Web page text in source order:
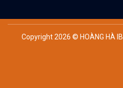
Copyright 2026 © HOÀNG HÀ